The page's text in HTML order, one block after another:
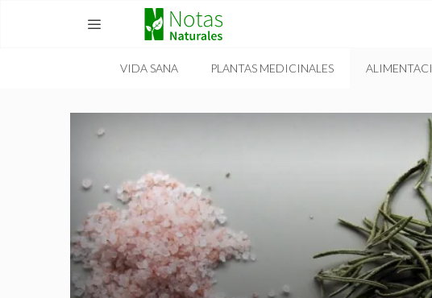
MENUVIDA SANA PLANTAS MEDICINALES